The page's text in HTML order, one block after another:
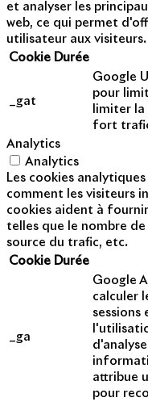
et analyser les
web, ce qui permet
utilisateur aux visiteurs.
Cookie Durée
_gat
Google
pour
limiter la
fort
Analytics
Analytics
Les cookies
comment les visiteurs
cookies aident à
telles que le nombre
source du trafic, etc.
Cookie Durée
_ga
Google
calculer
sessions
attribue
pour